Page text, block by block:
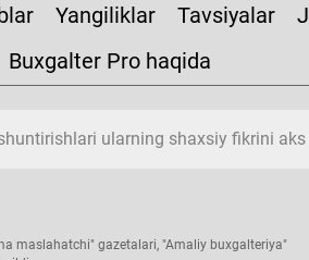
Yangiliklar Tavsiyalar
Buxgalter Pro haqida
ularning shaхsiy fikrini
maslahatchi" gazetalari, "Amaliy buхgalteriya"